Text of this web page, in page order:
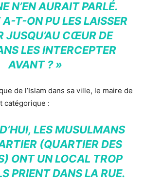
N’EN AURAIT PARLÉ.
T-ON PU LES LAISSER
JUSQU’AU CŒUR DE
LES INTERCEPTER
AVANT ? »
de l’Islam dans sa ville, le maire de
catégorique :
LES MUSULMANS
(QUARTIER DES
ONT UN LOCAL TROP
PRIENT DANS LA RUE.